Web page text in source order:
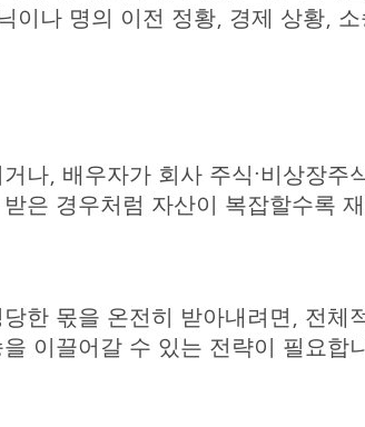
이나 명의 이전 정황, 경제 상황,
나, 배우자가 회사 주식·비상장주
은 경우처럼 자산이 복잡할수록
한 몫을 온전히 받아내려면, 전체
이끌어갈 수 있는 전략이 필요합